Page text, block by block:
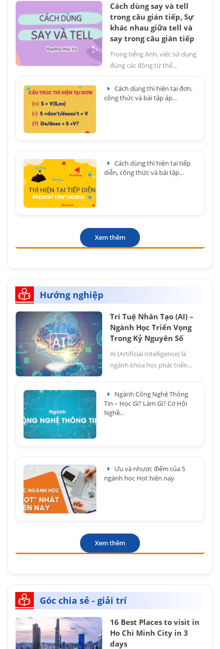
Cách dùng say và tell
trong câu gián tiếp, Sự
khác nhau giữa tell và
say trong câu gián tiếp
Trong tiếng Anh, việc sử dụng
đúng các động từ thể...
Cách dùng thì hiện tại đơn,
công thức và bài tập áp...
Cách dùng thì hiện tại tiếp
diễn, công thức và bài tập...
Xem thêm
Hướng nghiệp
Trí Tuệ Nhân Tạo (AI) –
Ngành Học Triển Vọng
Trong Kỷ Nguyên Số
AI (Artificial Intelligence) là
ngành khoa học phát triển...
Ngành Công Nghệ Thông
Tin – Học Gì? Làm Gì? Cơ Hội
Nghề...
Ưu và nhược điểm của 5
ngành học Hot hiện nay
Xem thêm
Góc chia sẻ - giải trí
16 Best Places to visit in
Ho Chi Minh City in 3
days